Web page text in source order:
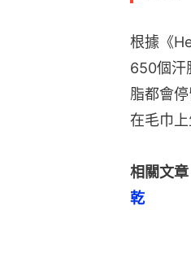
根據《
650個汗
脂都會
在毛巾
相關文章
乾